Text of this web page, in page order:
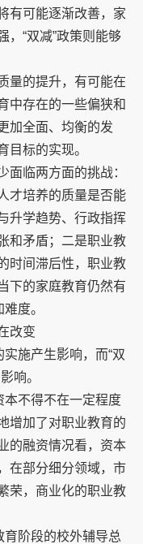
有可能逐渐改善，家
，“双减”政策则能够
量的提升，有可能在
中存在的一些偏狭和
加全面、均衡的发
目标的实现。
面临两方面的挑战：
才培养的质量是否能
升学趋势、行政指挥
和矛盾；二是职业教
时间滞后性，职业教
下的家庭教育仍然有
度。
改变
实施产生影响，而“双
响。
本不得不在一定程度
增加了对职业教育的
的融资情况看，资本
在部分细分领域，市
荣，商业化的职业教
育阶段的校外辅导总